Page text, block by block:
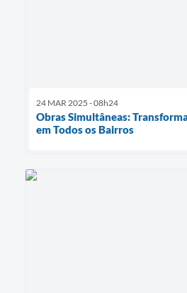
24 MAR 2025 - 08h24
Obras Simultâneas:
em Todos os Bairros